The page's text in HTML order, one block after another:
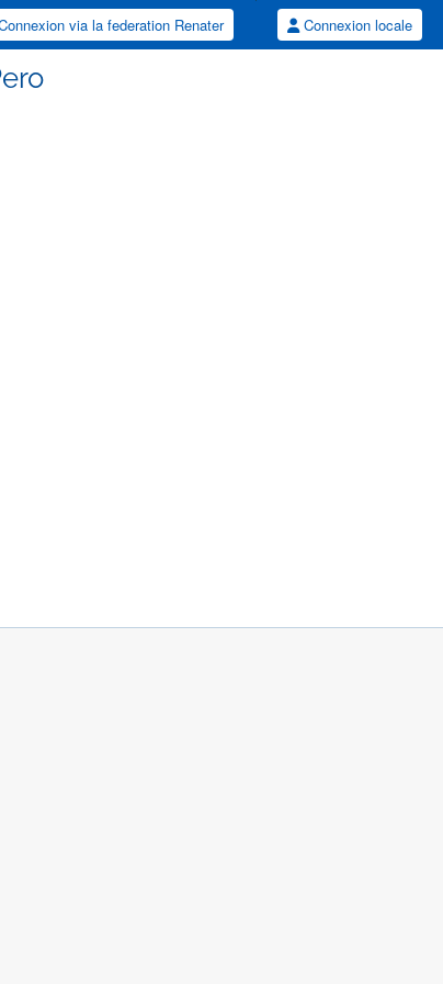
via la federation Renater Connexion locale